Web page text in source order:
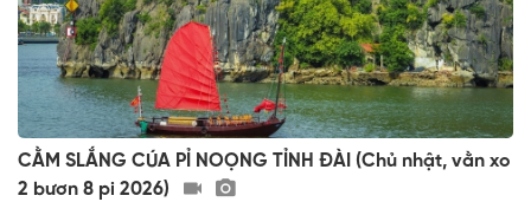
CẰM SLẮNG CÚA PỈ NOỌNG TỈNH ĐÀI (Chủ nhật, vằn xo
2 bươn 8 pi 2026)